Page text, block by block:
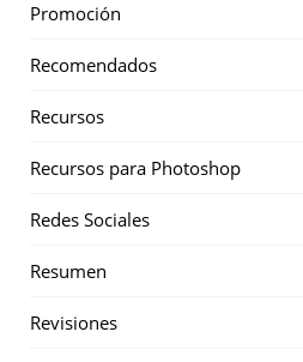
Promoción
Recomendados
Recursos
Recursos para Photoshop
Redes Sociales
Resumen
Revisiones